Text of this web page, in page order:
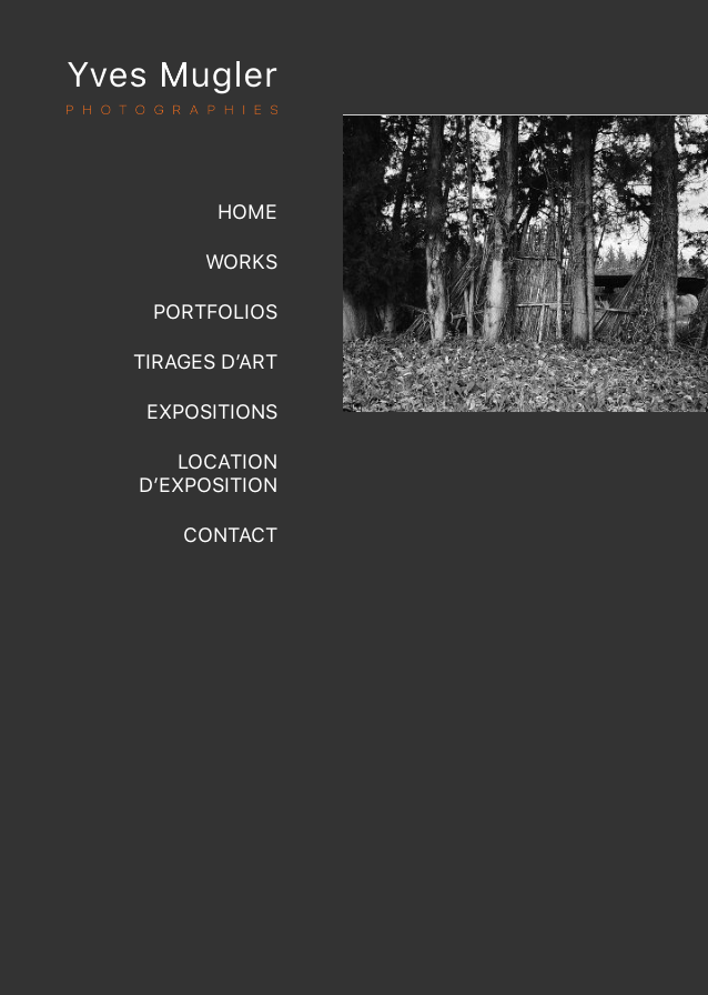
HOME
WORKS
PORTFOLIOS
TIRAGES D’ART
EXPOSITIONS
LOCATION
D’EXPOSITION
CONTACT